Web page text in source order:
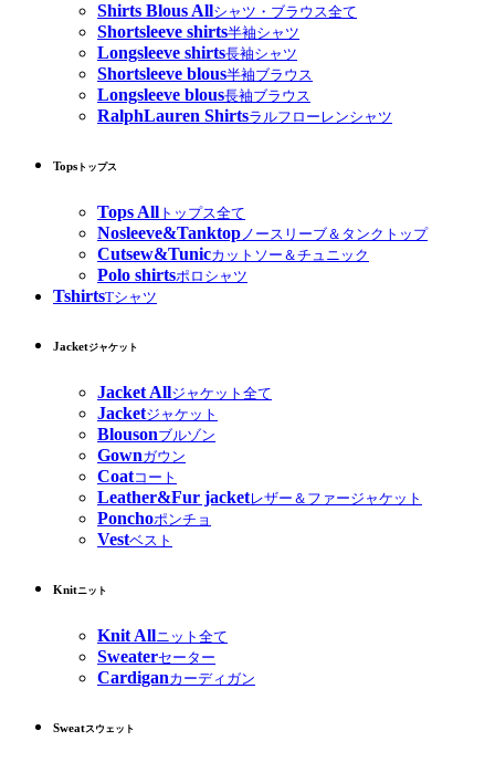
Shirts Blous Allシャツ・ブラウス全て
Shortsleeve shirts半袖シャツ
Longsleeve shirts長袖シャツ
Shortsleeve blous半袖ブラウス
Longsleeve blous長袖ブラウス
RalphLauren Shirtsラルフローレンシャツ
Tops トップス
Tops All トップス全て
Nosleeve&Tanktop ノースリーブ＆タンクトップ
Cutsew&Tunicカットソー＆チュニック
Polo shirtsポロシャツ
TshirtsTシャツ
Jacketジャケット
Jacket Allジャケット全て
Jacketジャケット
Blousonブルゾン
Gownガウン
Coatコート
Leather&Fur jacketレザー＆ファージャケット
Ponchoポンチョ
Vestベスト
Knitニット
Knit Allニット全て
Sweaterセーター
Cardiganカーディガン
Sweatスウェット